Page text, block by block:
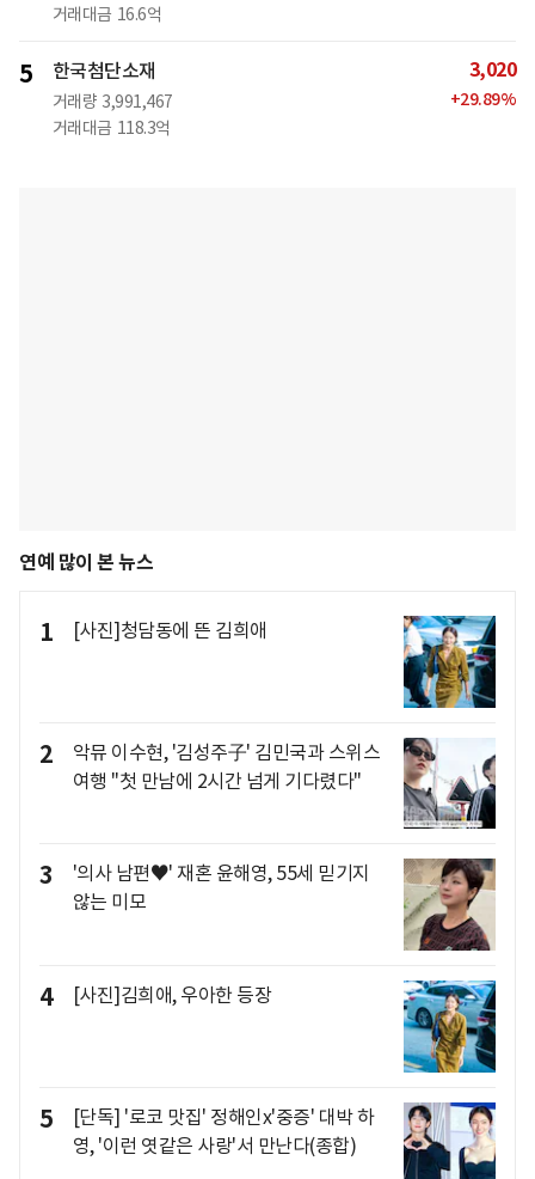
거래대금 16.6억
5 한국첨단소재
거래량 3,991,467
거래대금 118.3억
3,020
+29.89%
연예 많이 본 뉴스
1 [사진]청담동에 뜬 김희애
2
악뮤 이수현, '김성주子' 김민국과 스위스
여행 "첫 만남에 2시간 넘게 기다렸다"
3
'의사 남편♥' 재혼 윤해영, 55세 믿기지
않는 미모
4 [사진]김희애, 우아한 등장
5
[단독] '로코 맛집' 정해인x'중증' 대박 하
영, '이런 엿같은 사랑'서 만난다(종합)